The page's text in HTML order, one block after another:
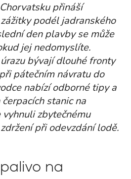
přináší
podél jadranského
den plavby se může
jej nedomyslíte.
bývají dlouhé fronty
pátečním návratu do
nabízí odborné tipy a
stanic na
zbytečnému
při odevzdání lodě.
na